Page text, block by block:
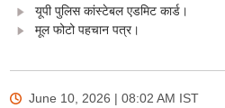
यूपी पुलिस कांस्टेबल एडमिट कार्ड।
मूल फोटो पहचान पत्र।
June 10, 2026 | 08:02 AM IST